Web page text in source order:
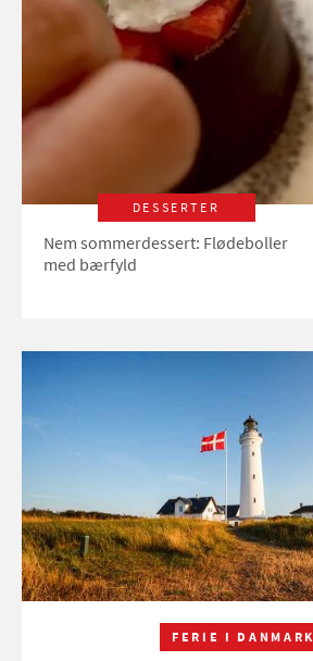
DESSERTER
Nem sommerdessert: Flødeboller
med bærfyld
FERIE I DANMARK